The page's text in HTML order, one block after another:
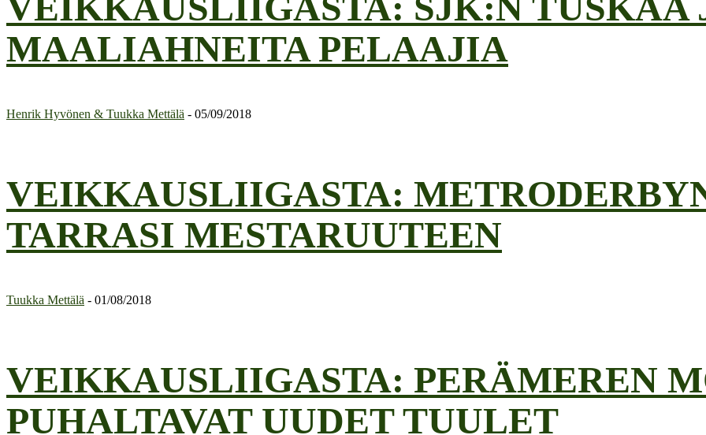
MAALIAHNEITA PELAAJIA
Henrik Hyvönen & Tuukka Mettälä - 05/09/2018
VEIKKAUSLIIGASTA:
TARRASI MESTARUUTEEN
Tuukka Mettälä - 01/08/2018
VEIKKAUSLIIGASTA: PERÄMEREN
PUHALTAVAT UUDET TUULET